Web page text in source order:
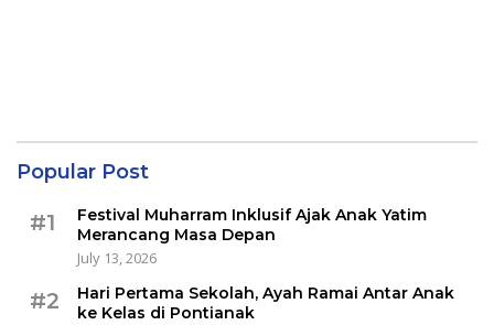
Popular Post
#1
Festival Muharram Inklusif Ajak Anak Yatim
Merancang Masa Depan
July 13, 2026
#2
Hari Pertama Sekolah, Ayah Ramai Antar Anak
ke Kelas di Pontianak